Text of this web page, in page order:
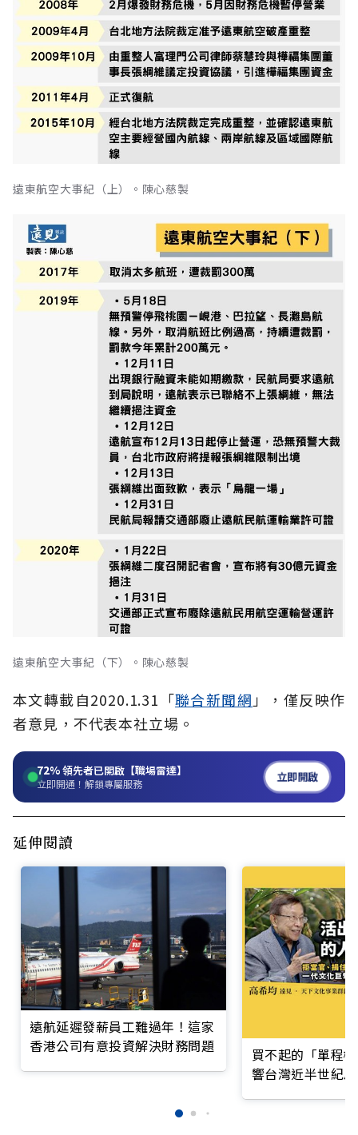
遠東航空大事紀（上）。陳心慈製
遠東航空大事紀（下）。陳心慈製
本文轉載自2020.1.31「聯合新聞網 」，僅反映作
者意見，不代表本社立場。
72%領先者已開啟【職場雷達】
立即開通！解鎖專屬服務 立即開啟
延伸閱讀
遠航延遲發薪員工難過年！這家
香港公司有意投資解決財務問題
買不起的「單程
響台灣近半世紀